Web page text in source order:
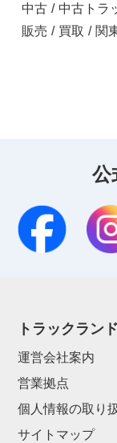
中古 / 中古トラ
販売 / 買取 / 関
公
トラックラン
運営会社案内
営業拠点
個人情報の取り
サイトマップ